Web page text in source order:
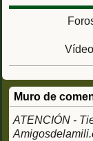
Muro de
ATENCIÓN -